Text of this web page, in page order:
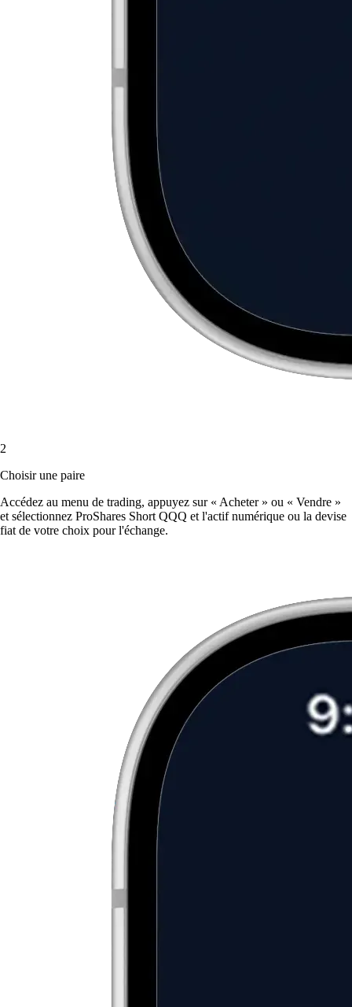
2
Choisir une paire
Accédez au menu de trading, appuyez sur « Acheter » ou « Vendre »
et sélectionnez ProShares Short QQQ et l'actif numérique ou la devise
fiat de votre choix pour l'échange.